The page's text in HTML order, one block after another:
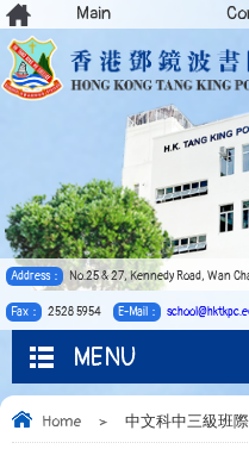
Address： No.25 & 27, Kennedy Road, Wan
Fax： 2528 5954 E-Mail：
Main
MENU
Home > 中文科中三級班際